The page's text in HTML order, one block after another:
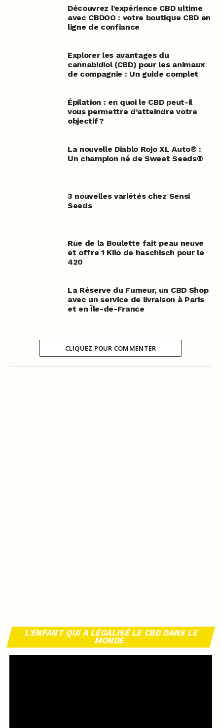
Découvrez l’expérience CBD ultime
avec CBDOO : votre boutique CBD en
ligne de confiance
Explorer les avantages du
cannabidiol (CBD) pour les animaux
de compagnie : Un guide complet
Épilation : en quoi le CBD peut-il
vous permettre d’atteindre votre
objectif ?
La nouvelle Diablo Rojo XL Auto® :
Un champion né de Sweet Seeds®
3 nouvelles variétés chez Sensi
Seeds
Rue de la Boulette fait peau neuve
et offre 1 Kilo de haschisch pour le
420
La Réserve du Fumeur, un CBD Shop
avec un service de livraison à Paris
et en Île-de-France
CLIQUEZ POUR COMMENTER
L’ENFANT QUI A LÉGALISÉ LE CBD DANS LE
MONDE